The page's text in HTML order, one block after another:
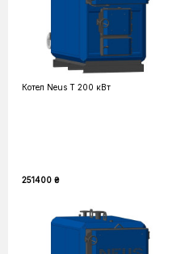
Котел Neus T 200 кВт
251400 ₴